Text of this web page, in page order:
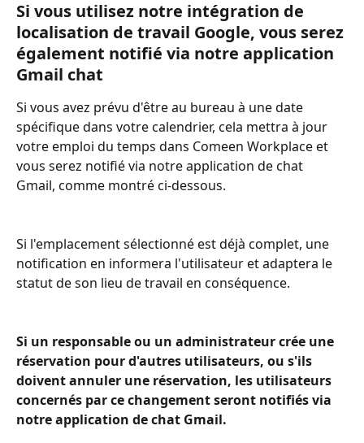
Si vous utilisez notre intégration de
localisation de travail Google, vous serez
également notifié via notre application
Gmail chat
Si vous avez prévu d'être au bureau à une date
spécifique dans votre calendrier, cela mettra à jour
votre emploi du temps dans Comeen Workplace et
vous serez notifié via notre application de chat
Gmail, comme montré ci-dessous.
Si l'emplacement sélectionné est déjà complet, une
notification en informera l'utilisateur et adaptera le
statut de son lieu de travail en conséquence.
Si un responsable ou un administrateur crée une
réservation pour d'autres utilisateurs, ou s'ils
doivent annuler une réservation, les utilisateurs
concernés par ce changement seront notifiés via
notre application de chat Gmail.